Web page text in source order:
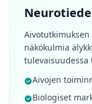
Neurotiede
näkökulmia
tulevaisuudessa
Aivojen
Biologiset